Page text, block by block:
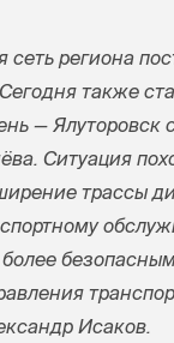
сеть региона
также
— Ялуторовск
Ситуация
трассы
Исаков.